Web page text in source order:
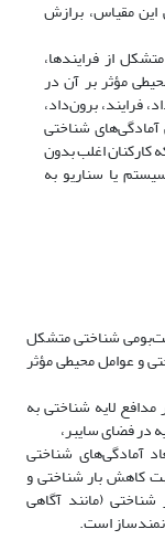
این مقیاس، برازش
از فرایند‌ها،
مؤثر بر آن در
فرایند، برون‌داد،
شناختی
کارکنان اغلب بدون
یا سناریو به
شناختی متشکل
و عوامل محیطی مؤثر
لایه شناختی به
در فضای سایبر،
آمادگی‌های شناختی
کاهش بار شناختی و
شناختی (مانند آگاهی
است.